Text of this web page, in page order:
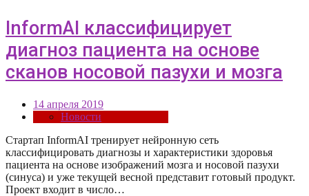
InformAI классифицирует
диагноз пациента на основе
сканов носовой пазухи и мозга
14 апреля 2019
Новости
Стартап InformAI тренирует нейронную сеть
классифицировать диагнозы и характеристики здоровья
пациента на основе изображений мозга и носовой пазухи
(синуса) и уже текущей весной представит готовый продукт.
Проект входит в число…